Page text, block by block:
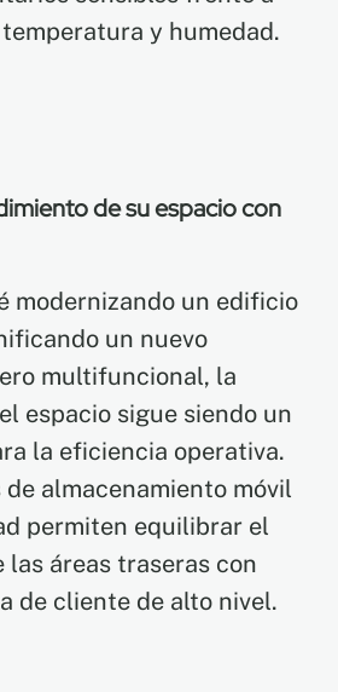
y humedad.
de su espacio con
modernizando un edificio
un nuevo
multifuncional, la
espacio sigue siendo un
la eficiencia operativa.
de almacenamiento móvil
permiten equilibrar el
las áreas traseras con
de cliente de alto nivel.